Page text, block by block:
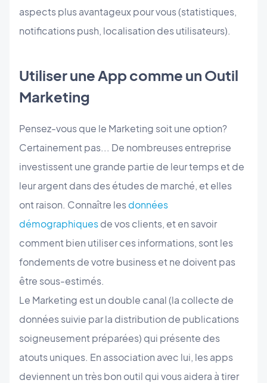
aspects plus avantageux pour vous (statistiques,
notifications push, localisation des utilisateurs).
Utiliser une App comme un Outil
Marketing
Pensez-vous que le Marketing soit une option?
Certainement pas... De nombreuses entreprise
investissent une grande partie de leur temps et de
leur argent dans des études de marché, et elles
ont raison. Connaître lesdonnées
démographiquesde vos clients, et en savoir
comment bien utiliser ces informations, sont les
fondements de votre business et ne doivent pas
être sous-estimés.
Le Marketing est un double canal (la collecte de
données suivie par la distribution de publications
soigneusement préparées) qui présente des
atouts uniques. En association avec lui, les apps
deviennent un très bon outil qui vous aidera à tirer